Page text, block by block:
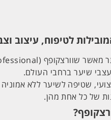
שיער ברחבי העולם.
לשיער ללא אמוניה